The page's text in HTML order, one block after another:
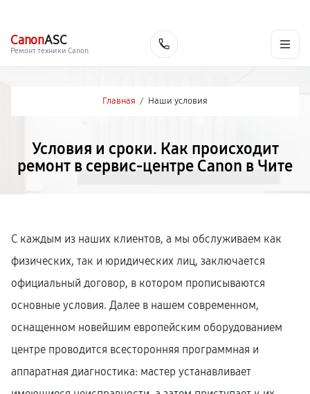
CanonASC
Ремонт техники Canon
Главная / Наши условия
Условия и сроки. Как происходит
ремонт в сервис-центре Canon в Чите
С каждым из наших клиентов, а мы обслуживаем как
физических, так и юридических лиц, заключается
официальный договор, в котором прописываются
основные условия. Далее в нашем современном,
оснащенном новейшим европейским оборудованием
центре проводится всесторонняя программная и
аппаратная диагностика: мастер устанавливает